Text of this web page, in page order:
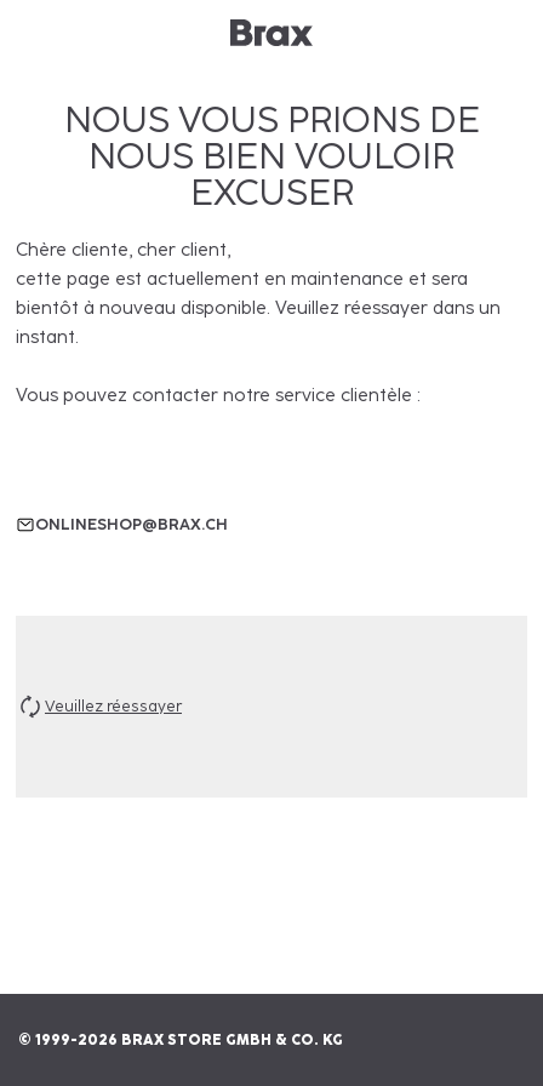
NOUS VOUS PRIONS DE
NOUS BIEN VOULOIR
EXCUSER
Chère cliente, cher client,
cette page est actuellement en maintenance et sera
bientôt à nouveau disponible. Veuillez réessayer dans un
instant.
Vous pouvez contacter notre service clientèle :
ONLINESHOP@BRAX.CH
Veuillez réessayer
© 1999-2026 BRAX STORE GMBH & CO. KG